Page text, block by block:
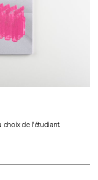
choix de l'étudiant.